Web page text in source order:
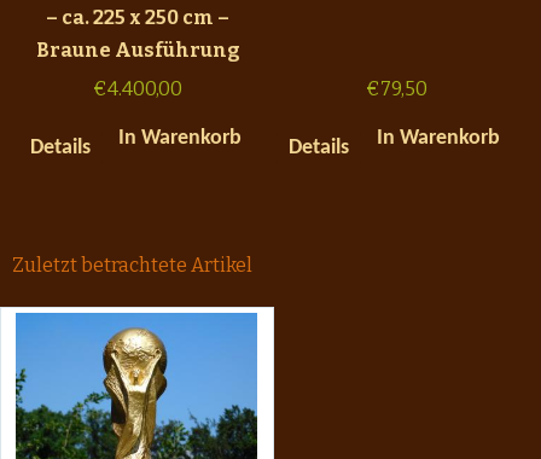
– ca. 225 x 250 cm –
Braune Ausführung
€4.400,00
Details In Warenkorb
€79,50
Details In Warenkorb
Zuletzt betrachtete Artikel